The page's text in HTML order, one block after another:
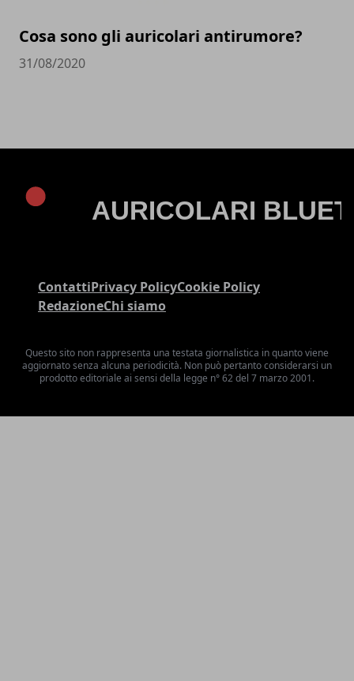
Cosa sono gli auricolari antirumore?
31/08/2020
ContattiPrivacy PolicyCookie Policy
RedazioneChi siamo
Questo sito non rappresenta una testata giornalistica in quanto viene
aggiornato senza alcuna periodicità. Non può pertanto considerarsi un
prodotto editoriale ai sensi della legge n° 62 del 7 marzo 2001.